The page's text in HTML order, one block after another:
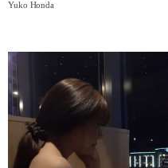
Yuko Honda